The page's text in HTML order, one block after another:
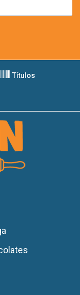
Títulos